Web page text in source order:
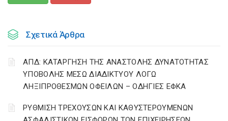
Σχετικά Άρθρα
ΑΠΔ: ΚΑΤΑΡΓΗΣΗ ΤΗΣ ΑΝΑΣΤΟΛΗΣ ΔΥΝΑΤΟΤΗΤΑΣ
ΥΠΟΒΟΛΗΣ ΜΕΣΩ ΔΙΑΔΙΚΤΥΟΥ ΛΟΓΩ
ΛΗΞΙΠΡΟΘΕΣΜΩΝ ΟΦΕΙΛΩΝ – ΟΔΗΓΙΕΣ ΕΦΚΑ
ΡΥΘΜΙΣΗ ΤΡΕΧΟΥΣΩΝ ΚΑΙ ΚΑΘΥΣΤΕΡΟΥΜΕΝΩΝ